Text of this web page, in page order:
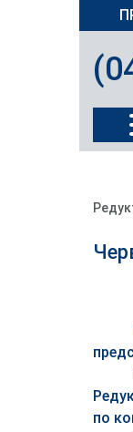
по